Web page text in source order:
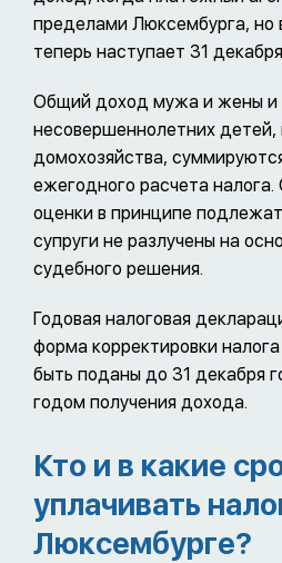
пределами Люксембурга, но
теперь наступает 31
Общий доход мужа и жены и
несовершеннолетних детей,
домохозяйства,
ежегодного расчета
оценки в принципе
супруги не разлучены на
судебного решения.
Годовая налоговая
форма корректировки
быть поданы до 31 декабря
годом получения дохода.
Кто и в какие
уплачивать
Люксембурге?